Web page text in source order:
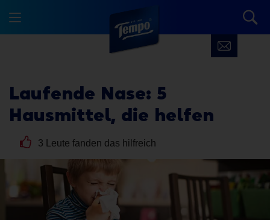
Laufende Nase: 5
Hausmittel, die helfen
3 Leute fanden das hilfreich